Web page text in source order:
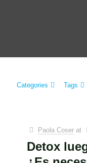
Categories Tags
Paola Coser at
Detox